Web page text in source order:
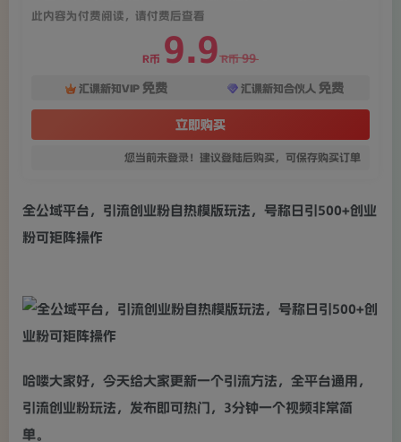
此内容为付费阅读，请付费后查看
R币 9.9 R币 99
汇课新知VIP 免费 汇课新知合伙人 免费
立即购买
您当前未登录！建议登陆后购买，可保存购买订单
全公域平台，引流创业粉自热模版玩法，号称日引500+创业
粉可矩阵操作
哈喽大家好，今天给大家更新一个引流方法，全平台通用，
引流创业粉玩法，发布即可热门，3分钟一个视频非常简
单。